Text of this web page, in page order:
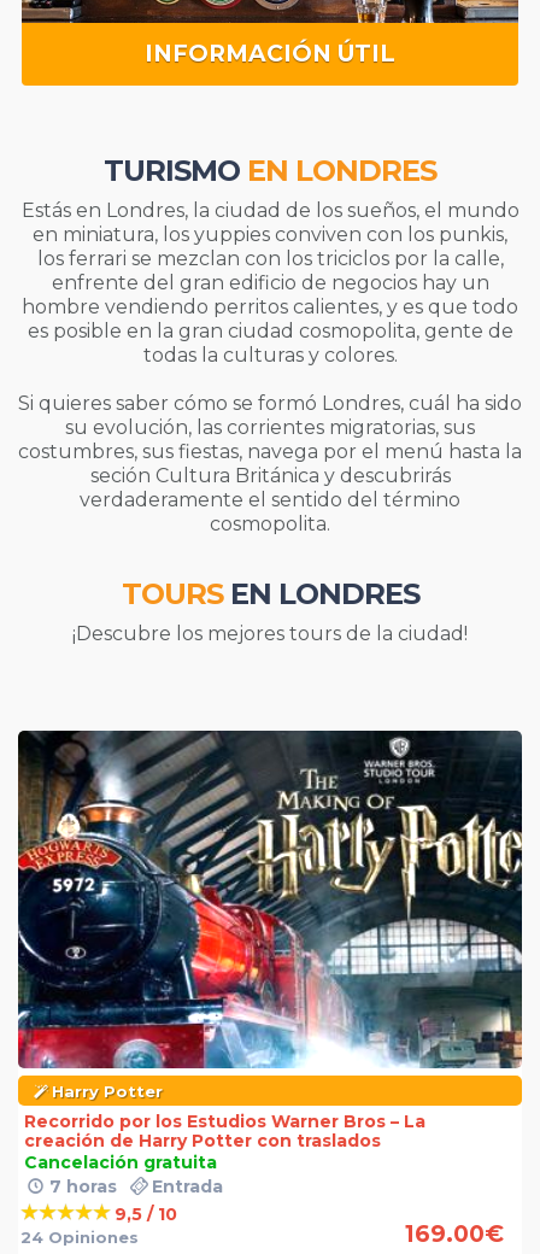
INFORMACIÓN ÚTIL
TURISMO EN LONDRES
Estás en Londres, la ciudad de los sueños, el mundo
en miniatura, los yuppies conviven con los punkis,
los ferrari se mezclan con los triciclos por la calle,
enfrente del gran edificio de negocios hay un
hombre vendiendo perritos calientes, y es que todo
es posible en la gran ciudad cosmopolita, gente de
todas la culturas y colores.
Si quieres saber cómo se formó Londres, cuál ha sido
su evolución, las corrientes migratorias, sus
costumbres, sus fiestas, navega por el menú hasta la
seción Cultura Británica y descubrirás
verdaderamente el sentido del término
cosmopolita.
TOURSEN LONDRES
¡Descubre los mejores tours de la ciudad!
Harry Potter
Recorrido por los Estudios Warner Bros – La
creación de Harry Potter con traslados
Cancelación gratuita
7 horas
Entrada
9,5 / 10
24 Opiniones 169.00€